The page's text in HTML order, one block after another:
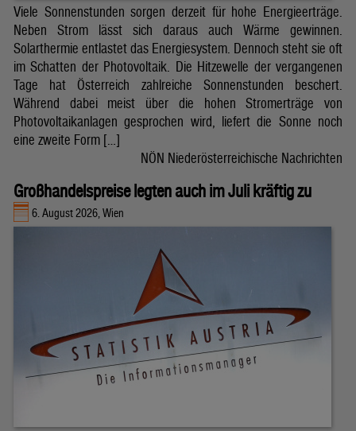
Viele Sonnenstunden sorgen derzeit für hohe Energieerträge.
Neben Strom lässt sich daraus auch Wärme gewinnen.
Solarthermie entlastet das Energiesystem. Dennoch steht sie oft
im Schatten der Photovoltaik. Die Hitzewelle der vergangenen
Tage hat Österreich zahlreiche Sonnenstunden beschert.
Während dabei meist über die hohen Stromerträge von
Photovoltaikanlagen gesprochen wird, liefert die Sonne noch
eine zweite Form […]
NÖN Niederösterreichische Nachrichten
Großhandelspreise legten auch im Juli kräftig zu
6. August 2026, Wien